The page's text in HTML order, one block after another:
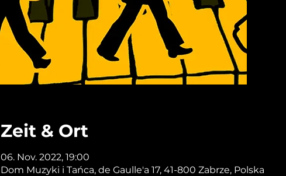
Zeit & Ort
06. Nov. 2022, 19:00
Dom Muzyki i Tańca, de Gaulle'a 17, 41-800 Zabrze, Polska